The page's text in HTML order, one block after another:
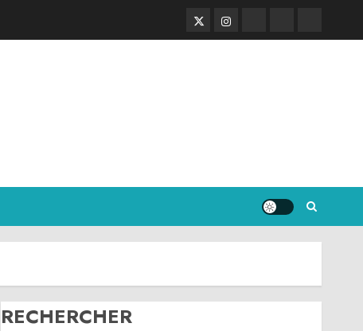
TwitterInstagram
RECHERCHER